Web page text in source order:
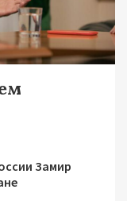
Замир